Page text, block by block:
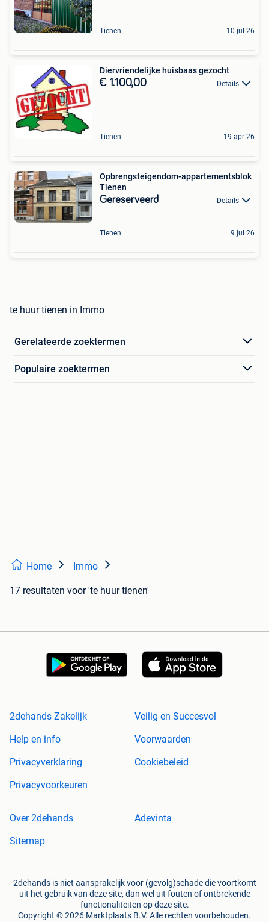
Tienen 10 jul 26
Diervriendelijke huisbaas gezocht
€ 1.100,00 Details
Tienen 19 apr 26
Opbrengsteigendom-appartementsblok
Tienen
Gereserveerd Details
Tienen 9 jul 26
te huur tienen in Immo
Gerelateerde zoektermen
Populaire zoektermen
Home Immo
17 resultaten voor 'te huur tienen'
2dehands Zakelijk
Veilig en Succesvol
Help en info
Voorwaarden
Privacyverklaring
Cookiebeleid
Privacyvoorkeuren
Over 2dehands
Adevinta
Sitemap
2dehands is niet aansprakelijk voor (gevolg)schade die voortkomt
uit het gebruik van deze site, dan wel uit fouten of ontbrekende
functionaliteiten op deze site.
Copyright © 2026 Marktplaats B.V. Alle rechten voorbehouden.